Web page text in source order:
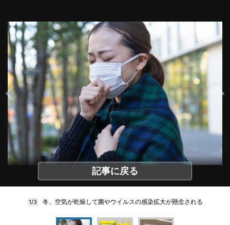
記事に戻る
1/3 冬、空気が乾燥して菌やウイルスの感染拡大が懸念される